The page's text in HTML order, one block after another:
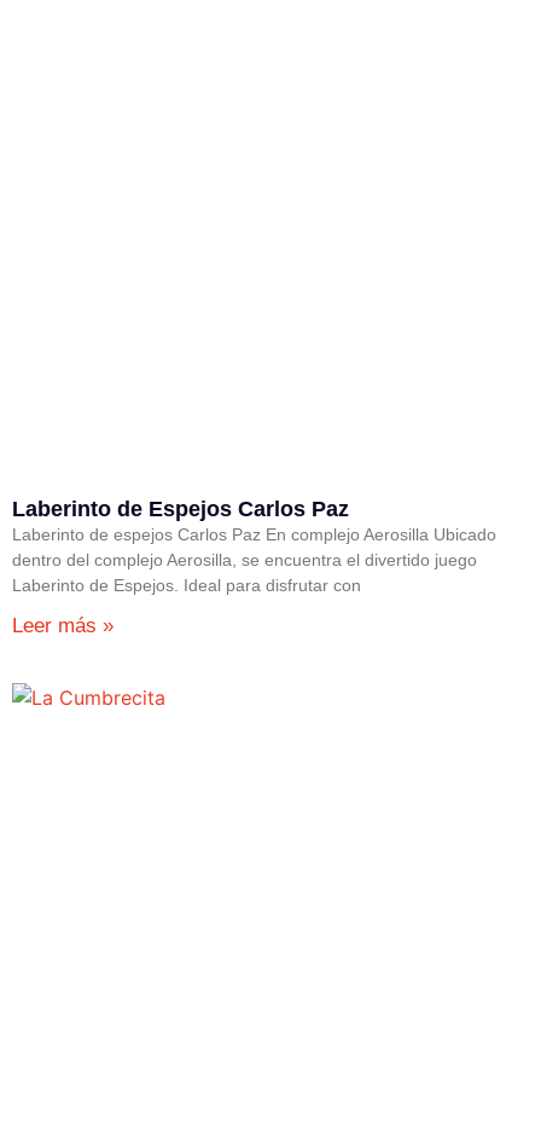
Laberinto de Espejos Carlos Paz
Laberinto de espejos Carlos Paz En complejo Aerosilla Ubicado
dentro del complejo Aerosilla, se encuentra el divertido juego
Laberinto de Espejos. Ideal para disfrutar con
Leer más »